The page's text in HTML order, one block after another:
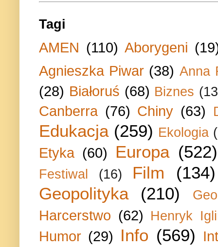
Tagi
AMEN (110) Aborygeni
Agnieszka Piwar (38) Anna
(28) Białoruś (68) Biznes
Canberra (76) Chiny (63)
Edukacja (259) Ekologia
Etyka (60) Europa (522)
Festiwal (16) Film
(134)
Geopolityka
(210)
Harcerstwo (62) Henryk
Humor (29) Info (569)